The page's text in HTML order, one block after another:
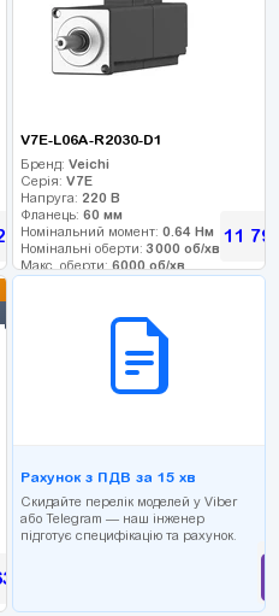
грн
V7E-L06A-R2030-D1
Бренд: Veichi
Серія: V7E
Напруга: 220 В
Фланець: 60 мм
Номінальний момент: 0.64 Нм
Номінальні оберти:3000 об/хв
Макс. оберти: 6000 об/хв
11
Рахунок з ПДВ за 15 хв
Скидайте перелік моделей у Viber
або Telegram — наш інженер
підготує специфікацію та рахунок.